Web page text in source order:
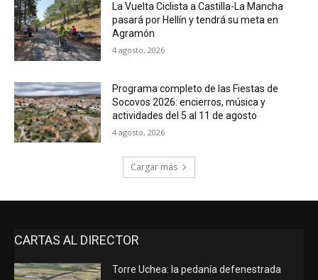
La Vuelta Ciclista a Castilla-La Mancha
pasará por Hellín y tendrá su meta en
Agramón
4 agosto, 2026
Programa completo de las Fiestas de
Socovos 2026: encierros, música y
actividades del 5 al 11 de agosto
4 agosto, 2026
Cargar más
CARTAS AL DIRECTOR
Torre Uchea: la pedanía defenestrada